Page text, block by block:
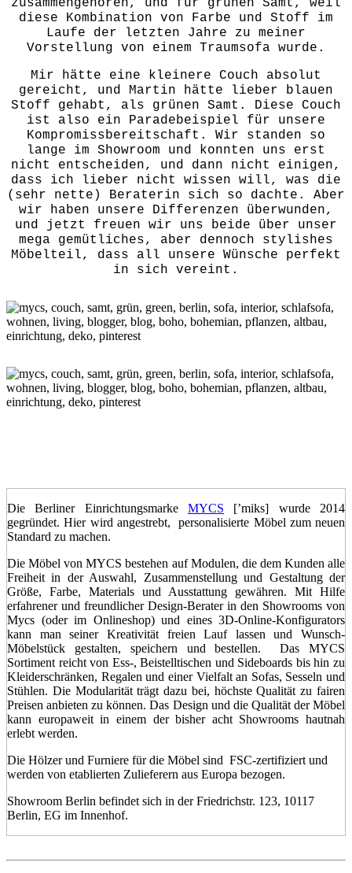
diese Kombination von Farbe und Stoff im
Laufe der letzten Jahre zu meiner
Vorstellung von einem Traumsofa wurde.
Mir hätte eine kleinere Couch absolut
gereicht, und Martin hätte lieber blauen
Stoff gehabt, als grünen Samt. Diese Couch
ist also ein Paradebeispiel für unsere
Kompromissbereitschaft. Wir standen so
lange im Showroom und konnten uns erst
nicht entscheiden, und dann nicht einigen,
dass ich lieber nicht wissen will, was die
(sehr nette) Beraterin sich so dachte. Aber
wir haben unsere Differenzen überwunden,
und jetzt freuen wir uns beide über unser
mega gemütliches, aber dennoch stylishes
Möbelteil, dass all unsere Wünsche perfekt
in sich vereint.
Die Berliner Einrichtungsmarke MYCS [’miks] wurde 2014
gegründet. Hier wird angestrebt, personalisierte Möbel zum neuen
Standard zu machen.
Die Möbel von MYCS bestehen auf Modulen, die dem Kunden alle
Freiheit in der Auswahl, Zusammenstellung und Gestaltung der
Größe, Farbe, Materials und Ausstattung gewähren. Mit Hilfe
erfahrener und freundlicher Design-Berater in den Showrooms von
Mycs (oder im Onlineshop) und eines 3D-Online-Konfigurators
kann man seiner Kreativität freien Lauf lassen und Wunsch-
Möbelstück gestalten, speichern und bestellen. Das MYCS
Sortiment reicht von Ess-, Beistelltischen und Sideboards bis hin zu
Kleiderschränken, Regalen und einer Vielfalt an Sofas, Sesseln und
Stühlen. Die Modularität trägt dazu bei, höchste Qualität zu fairen
Preisen anbieten zu können. Das Design und die Qualität der Möbel
kann europaweit in einem der bisher acht Showrooms hautnah
erlebt werden.
Die Hölzer und Furniere für die Möbel sind FSC-zertifiziert und
werden von etablierten Zulieferern aus Europa bezogen.
Showroom Berlin befindet sich in der Friedrichstr. 123, 10117
Berlin, EG im Innenhof.